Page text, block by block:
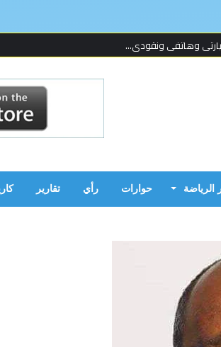
وهاتفي ونقودي...
الرياضة حوارات رأي تقارير